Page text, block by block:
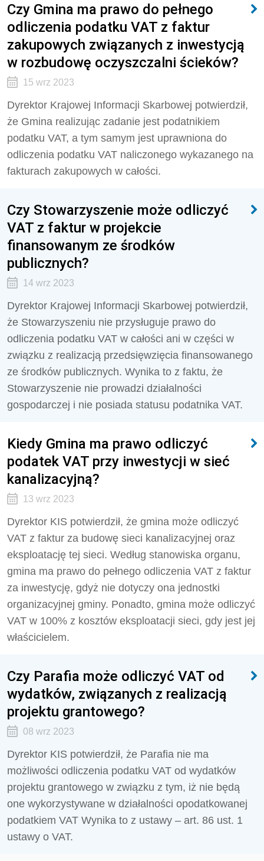
Czy Gmina ma prawo do pełnego
odliczenia podatku VAT z faktur
zakupowych związanych z inwestycją
w rozbudowę oczyszczalni ścieków?
15 wrz 2023
Dyrektor Krajowej Informacji Skarbowej potwierdził,
że Gmina realizując zadanie jest podatnikiem
podatku VAT, a tym samym jest uprawniona do
odliczenia podatku VAT naliczonego wykazanego na
fakturach zakupowych w całości.
Czy Stowarzyszenie może odliczyć
VAT z faktur w projekcie
finansowanym ze środków
publicznych?
14 wrz 2023
Dyrektor Krajowej Informacji Skarbowej potwierdził,
że Stowarzyszeniu nie przysługuje prawo do
odliczenia podatku VAT w całości ani w części w
związku z realizacją przedsięwzięcia finansowanego
ze środków publicznych. Wynika to z faktu, że
Stowarzyszenie nie prowadzi działalności
gospodarczej i nie posiada statusu podatnika VAT.
Kiedy Gmina ma prawo odliczyć
podatek VAT przy inwestycji w sieć
kanalizacyjną?
13 wrz 2023
Dyrektor KIS potwierdził, że gmina może odliczyć
VAT z faktur za budowę sieci kanalizacyjnej oraz
eksploatację tej sieci. Według stanowiska organu,
gmina ma prawo do pełnego odliczenia VAT z faktur
za inwestycję, gdyż nie dotyczy ona jednostki
organizacyjnej gminy. Ponadto, gmina może odliczyć
VAT w 100% z kosztów eksploatacji sieci, gdy jest jej
właścicielem.
Czy Parafia może odliczyć VAT od
wydatków, związanych z realizacją
projektu grantowego?
08 wrz 2023
Dyrektor KIS potwierdził, że Parafia nie ma
możliwości odliczenia podatku VAT od wydatków
projektu grantowego w związku z tym, iż nie będą
one wykorzystywane w działalności opodatkowanej
podatkiem VAT Wynika to z ustawy – art. 86 ust. 1
ustawy o VAT.